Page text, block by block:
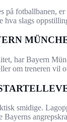
fotballbanen,
slags
har Bayern
om treneren vil
smidige.